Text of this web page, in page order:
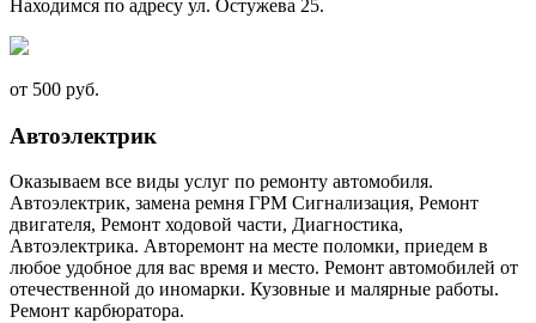
Находимся по адресу ул. Остужева 25.
от 500 руб.
Автоэлектрик
Оказываем все виды услуг по ремонту автомобиля.
Автоэлектрик, замена ремня ГРМ Сигнализация, Ремонт
двигателя, Ремонт ходовой части, Диагностика,
Автоэлектрика. Авторемонт на месте поломки, приедем в
любое удобное для вас время и место. Ремонт автомобилей от
отечественной до иномарки. Кузовные и малярные работы.
Ремонт карбюратора.